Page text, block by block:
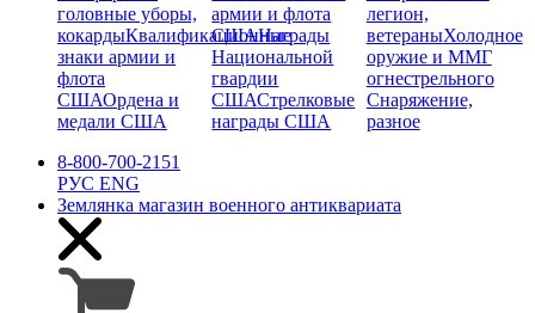
головные уборы,
кокардыКвалификационные
знаки армии и
флота
СШАОрдена и
медали США
армии и флота
СШАНаграды
Национальной
гвардии
СШАСтрелковые
награды США
легион,
ветераныХолодное
оружие и ММГ
огнестрельного
Снаряжение,
разное
8-800-700-2151
РУС ENG
Землянка магазин военного антиквариата